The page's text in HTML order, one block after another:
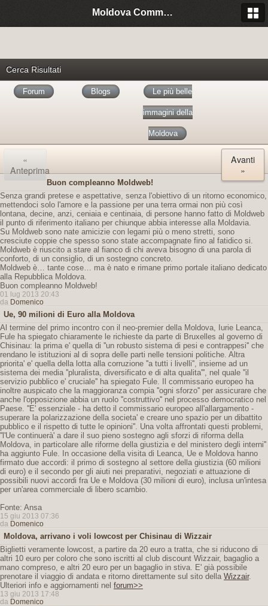
Moldova Community Italia
Cerca Risultati
Forum Blogs Le più belle
immagini della
Moldova
«
Anteprima
Avanti
»
Buon compleanno Moldweb!
Senza grandi pretese e aspettative, senza l'obiettivo di un ritorno economico,
mettendoci solo l'amore e la passione per una terra ormai non più così
lontana, decine, anzi, ceniaia e centinaia, di persone hanno fatto di Moldweb
il punto di riferimento italiano per chiunque abbia interesse alla Moldavia.
Su Moldweb sono nate amicizie con legami più o meno stretti, sono
cresciute coppie che spesso sono state accompagnate fino al fatidico si.
Moldweb è riuscito a stare al fianco di chi aveva bisogno di una parola di
conforto, di un consiglio, di un sostegno concreto.
Moldweb è… tante cose… ma è nato e rimane primo portale italiano dedicato
alla Repubblica Moldova.
Buon compleanno Moldweb!
01 lug 2013 20:43
da Domenico
Ue, 90 milioni di Euro alla Moldova
Al termine del primo incontro con il neo-premier della Moldova, Iurie Leanca,
Fule ha spiegato chiaramente le richieste da parte di Bruxelles al governo di
Chisinau: la prima e' quella di ''un robusto sistema di pesi e contrappesi'' che
rendano le istituzioni al di sopra delle parti nelle tensioni politiche. Altra
priorita' e' quella della lotta alla corruzione ''a tutti i livelli'', insieme ad un
sistema dei media ''pluralista, diversificato e di alta qualita''', nel quale ''il
servizio pubblico e' cruciale'' ha spiegato Fule. Il commissario europeo ha
inoltre auspicato che la maggioranza compia ''ogni sforzo'' per assicurare che
anche l'opposizione abbia un ruolo ''costruttivo'' nel processo democratico nel
Paese. ''E' essenziale - ha detto il commissario europeo all'allargamento -
superare la polarizzazione della societa' e creare uno spazio per un dibattito
pubblico e il rispetto di tutte le opinioni''. Una volta affrontati questi problemi,
''l'Ue continuerà' a dare il suo pieno sostegno agli sforzi di riforma della
Moldova, in particolare alle riforme della giustizia e del ministero degli interni''
ha aggiunto Fule. In occasione della visita di Leanca, Ue e Moldova hanno
firmato due accordi: il primo di sostegno al settore della giustizia (60 milioni
di euro) e il secondo per gli aiuti nei preparativi, negoziati e attuazione di
possibili nuovi accordi fra Ue e Moldova (30 milioni di euro), inclusa un'intesa
per un'area commerciale di libero scambio.
Fonte: Ansa
15 giu 2013 07:36
da Domenico
Moldova, arrivano i voli lowcost per Chisinau di Wizzair
Biglietti veramente lowcost, a partire da 20 euro a tratta, che si riducono di
altri 10 euro per coloro che sono iscritti al club discount Wizzair, bagaglio a
mano compreso, e altri 20 euro per un bagaglio in stiva. E' già possibile
prenotare il viaggio di andata e ritorno direttamente sul sito della Wizzair.
Ulteriori info e aggiornamenti nel forum>>
13 giu 2013 17:48
da Domenico